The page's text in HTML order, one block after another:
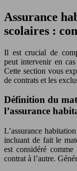
Assurance
scolaires :
Il est crucial de
peut intervenir en
Cette section vous
de contrats et les
Définition du
l’assurance
L’assurance
incluant de fait le
est considéré
contrat à l’autre.